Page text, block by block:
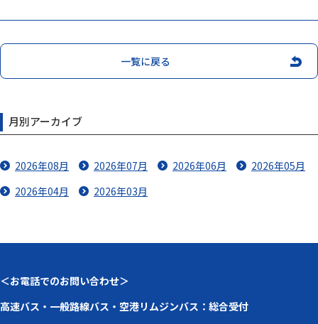
一覧に戻る
月別アーカイブ
2026年08月 2026年07月 2026年06月
2026年05月
2026年04月
2026年03月
＜お電話でのお問い合わせ＞
高速バス・一般路線バス・空港リムジンバス：総合受付